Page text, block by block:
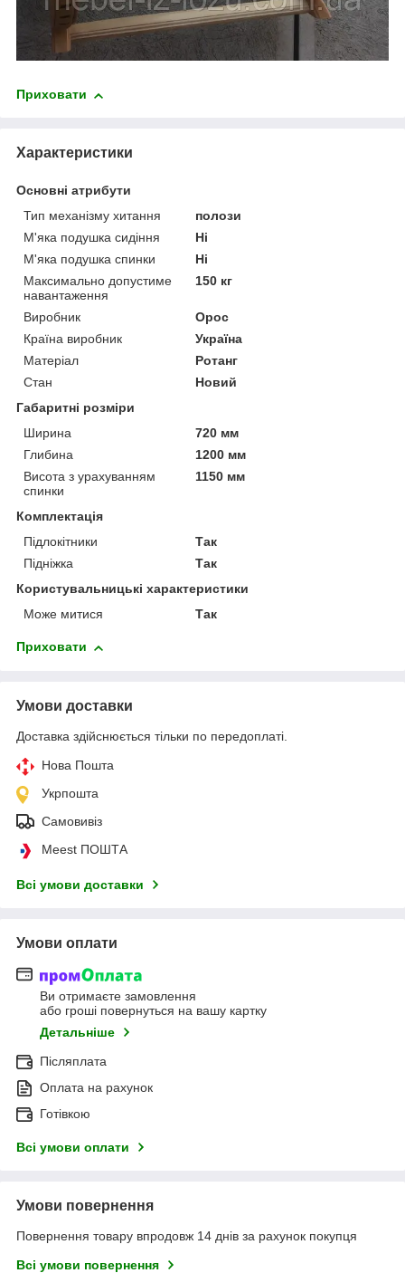
Приховати
Характеристики
Основні атрибути
Тип механізму хитання
полози
М'яка подушка сидіння
Ні
М'яка подушка спинки
Ні
Максимально допустиме
навантаження
150 кг
Виробник
Орос
Країна виробник
Україна
Матеріал
Ротанг
Стан
Новий
Габаритні розміри
Ширина
720 мм
Глибина
1200 мм
Висота з урахуванням
спинки
1150 мм
Комплектація
Підлокітники
Так
Підніжка
Так
Користувальницькі характеристики
Може митися
Так
Приховати
Умови доставки
Доставка здійснюється тільки по передоплаті.
Нова Пошта
Укрпошта
Самовивіз
Meest ПОШТА
Всі умови доставки
Умови оплати
Ви отримаєте замовлення
або гроші повернуться на вашу картку
Детальніше
Післяплата
Оплата на рахунок
Готівкою
Всі умови оплати
Умови повернення
Повернення товару впродовж 14 днів за рахунок покупця
Всі умови повернення